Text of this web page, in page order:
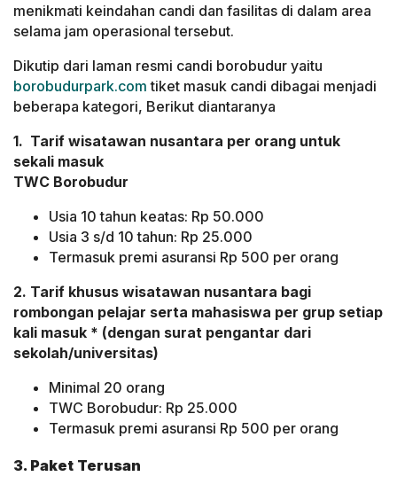
menikmati keindahan candi dan fasilitas di dalam area
selama jam operasional tersebut.
Dikutip dari laman resmi candi borobudur yaitu
borobudurpark.com tiket masuk candi dibagai menjadi
beberapa kategori, Berikut diantaranya
1. Tarif wisatawan nusantara per orang untuk
sekali masuk
TWC Borobudur
Usia 10 tahun keatas: Rp 50.000
Usia 3 s/d 10 tahun: Rp 25.000
Termasuk premi asuransi Rp 500 per orang
2. Tarif khusus wisatawan nusantara bagi
rombongan pelajar serta mahasiswa per grup setiap
kali masuk * (dengan surat pengantar dari
sekolah/universitas)
Minimal 20 orang
TWC Borobudur: Rp 25.000
Termasuk premi asuransi Rp 500 per orang
3. Paket Terusan